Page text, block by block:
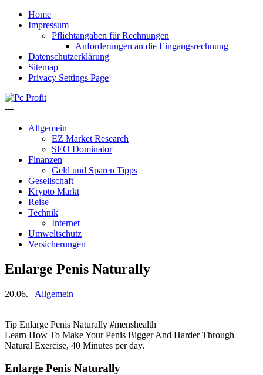
Home
Impressum
Pflichtangaben für Rechnungen
Anforderungen an die Eingangsrechnung
Datenschutzerklärung
Sitemap
Privacy Settings Page
---
Allgemein
EZ Market Research
SEO Dominator
Finanzen
Geld und Sparen Tipps
Gesellschaft
Krypto Markt
Reise
Technik
Internet
Umweltschutz
Versicherungen
Enlarge Penis Naturally
20.06. Allgemein
Tip Enlarge Penis Naturally #menshealth
Learn How To Make Your Penis Bigger And Harder Through
Natural Exercise, 40 Minutes per day.
Enlarge Penis Naturally